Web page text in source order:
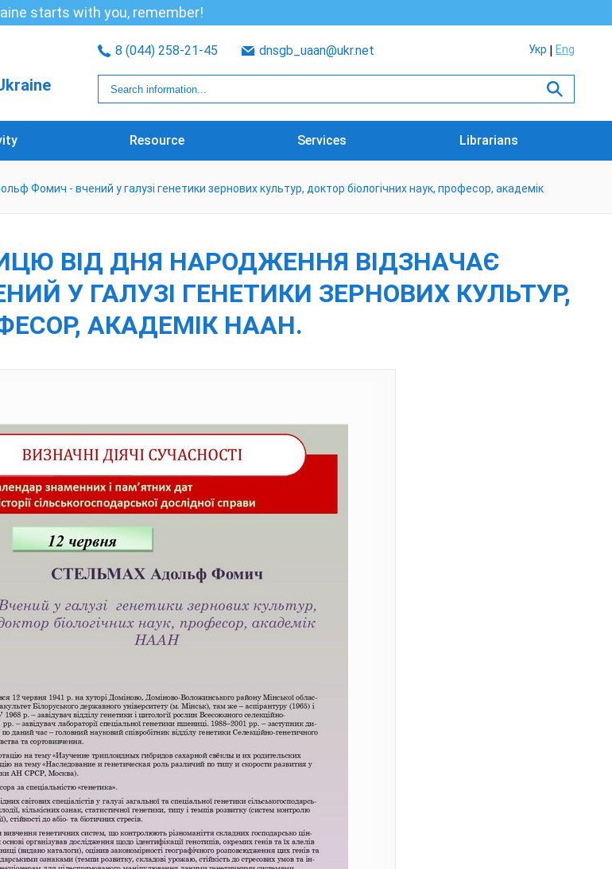
starts with you, remember!
8 (044) 258-21-45 dnsgb_uaan@ukr.net Укр Eng
Resource Services Librarians
Фомич - вчений у галузі генетики зернових культур, доктор біологічних наук, професор, академік
ВІД ДНЯ НАРОДЖЕННЯ ВІДЗНАЧАЄ
У ГАЛУЗІ ГЕНЕТИКИ ЗЕРНОВИХ КУЛЬТУР,
АКАДЕМІК НААН.